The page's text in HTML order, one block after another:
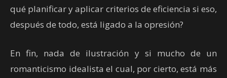
qué planificar y aplicar criterios de eficiencia si eso,
después de todo, está ligado a la opresión?
En fin, nada de ilustración y si mucho de un
romanticismo idealista el cual, por cierto, está más